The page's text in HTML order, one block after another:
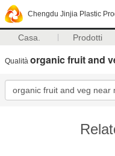
Chengdu Jinjia Plastic
Casa. Prodotti
Qualità organic fruit and